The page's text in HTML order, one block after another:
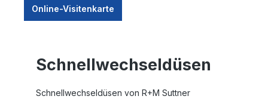
Online-Visitenkarte
Schnellwechseldüsen
Schnellwechseldüsen von R+M Suttner